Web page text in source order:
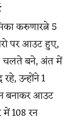
करुणारत्ने 5
पर आउट हुए,
चलते बने, अंत में
उन्होंने 1
बनाकर आउट
108 रन